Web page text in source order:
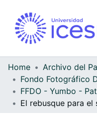
Home